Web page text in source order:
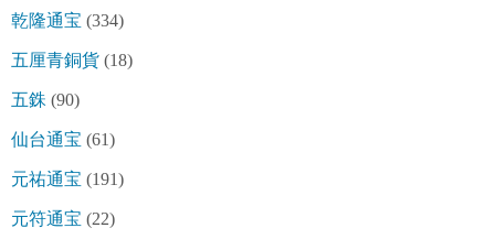
乾隆通宝 (334)
五厘青銅貨 (18)
五銖 (90)
仙台通宝 (61)
元祐通宝 (191)
元符通宝 (22)